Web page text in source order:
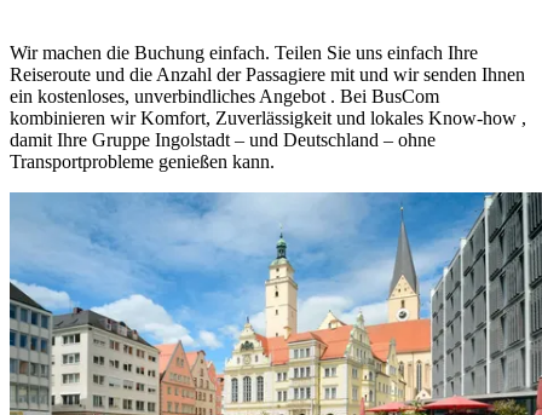
Wir machen die Buchung einfach. Teilen Sie uns einfach Ihre
Reiseroute und die Anzahl der Passagiere mit und wir senden Ihnen
ein kostenloses, unverbindliches Angebot . Bei BusCom
kombinieren wir Komfort, Zuverlässigkeit und lokales Know-how ,
damit Ihre Gruppe Ingolstadt – und Deutschland – ohne
Transportprobleme genießen kann.